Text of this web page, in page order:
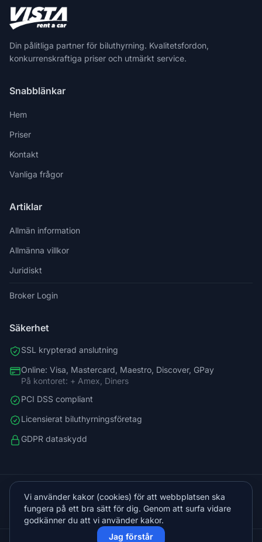
Din pålitliga partner för biluthyrning. Kvalitetsfordon,
konkurrenskraftiga priser och utmärkt service.
Snabblänkar
Hem
Priser
Kontakt
Vanliga frågor
Artiklar
Allmän information
Allmänna villkor
Juridiskt
Broker Login
Säkerhet
SSL krypterad anslutning
Online: Visa, Mastercard, Maestro, Discover, GPay
På kontoret: + Amex, Diners
PCI DSS compliant
Licensierat biluthyrningsföretag
GDPR dataskydd
info@vista.hr
Planinarski put 9, Veliko Brdo, Makarska
Vi använder kakor (cookies) för att webbplatsen ska
fungera på ett bra sätt för dig. Genom att surfa vidare
godkänner du att vi använder kakor.
Jag förstår